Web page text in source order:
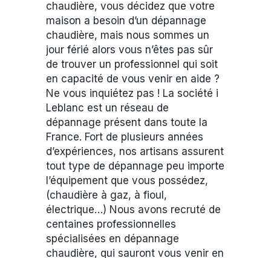
chaudière, vous décidez que votre
maison a besoin d’un dépannage
chaudière, mais nous sommes un
jour férié alors vous n’êtes pas sûr
de trouver un professionnel qui soit
en capacité de vous venir en aide ?
Ne vous inquiétez pas ! La société i
Leblanc est un réseau de
dépannage présent dans toute la
France. Fort de plusieurs années
d’expériences, nos artisans assurent
tout type de dépannage peu importe
l’équipement que vous possédez,
(chaudière à gaz, à fioul,
électrique…) Nous avons recruté de
centaines professionnelles
spécialisées en dépannage
chaudière, qui sauront vous venir en